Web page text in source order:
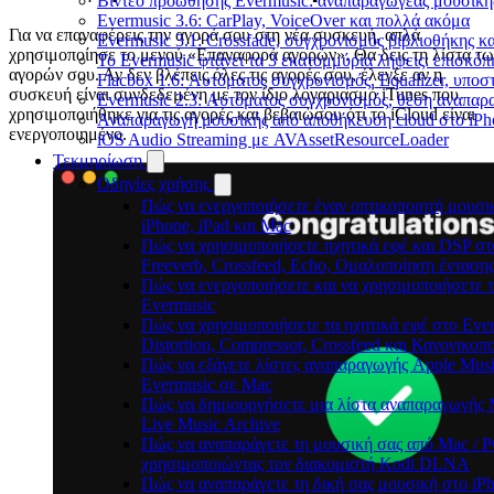
Evermusic 3.6: CarPlay, VoiceOver και πολλά ακόμα
Evermusic 3.1: Crossfade, συγχρονισμός βιβλιοθήκης
Το Evermusic φτάνει τα 3 εκατομμύρια λήψεις:
Flacbox 1.6: Αυτόματος συγχρονισμός, Equalizer,
Evermusic 2.3: Αυτόματος συγχρονισμός, θέση
Αναπαραγωγή μουσικής από αποθήκευση cloud στο
iOS Audio Streaming με AVAssetResourceLoader
Τεκμηρίωση
Οδηγίες χρήσης
Πώς να ενεργοποιήσετε έναν οπτικοποιητή
iPhone, iPad και Mac
Πώς να χρησιμοποιήσετε ηχητικά εφέ και DSP
Freeverb, Crossfeed, Echo, Ομαλοποίηση
Πώς να ενεργοποιήσετε και να
Evermusic
Πώς να χρησιμοποιήσετε τα ηχητικά εφέ στο
Distortion, Compressor, Crossfeed και
Πώς να εξάγετε λίστες αναπαραγωγής Apple
Evermusic σε Mac
Πώς να δημιουργήσετε μια λίστα
Live Music Archive
Πώς να αναπαράγετε τη μουσική σας από Mac /
χρησιμοποιώντας τον διακομιστή Kodi DLNA
Πώς να αναπαράγετε τη δική σας μουσική στο
Για να επαναφέρεις την αγορά σου στη νέα συσκευή, απλά
χρησιμοποίησε το μενού «Επαναφορά αγορών». Θα δεις τη λίστα
αγορών σου. Αν δεν βλέπεις όλες τις αγορές σου, έλεγξε αν η
συσκευή είναι συνδεδεμένη με τον ίδιο λογαριασμό iTunes που
χρησιμοποιήθηκε για τις αγορές και βεβαιώσου ότι το iCloud είναι
ενεργοποιημένο.